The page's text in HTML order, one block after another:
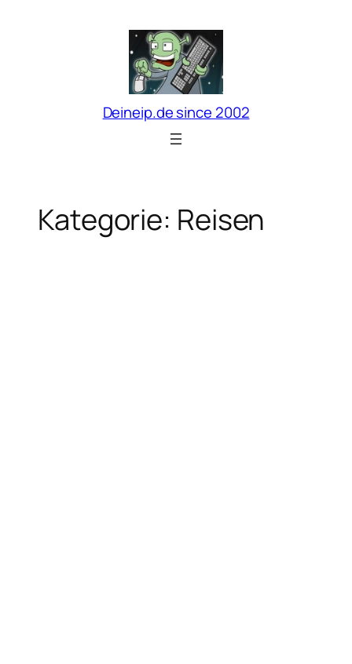
Deineip.de since 2002
Kategorie: Reisen